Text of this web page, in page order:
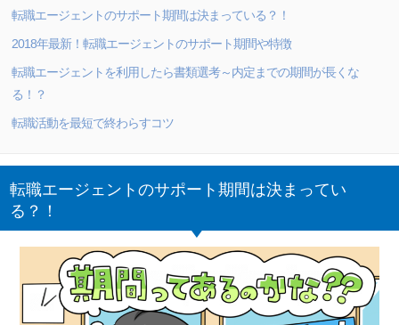
転職エージェントのサポート期間は決まっている？！
2018年最新！転職エージェントのサポート期間や特徴
転職エージェントを利用したら書類選考～内定までの期間が長くな
る！？
転職活動を最短で終わらすコツ
転職エージェントのサポート期間は決まってい
る？！